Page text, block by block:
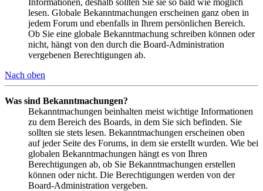
lesen. Globale Bekanntmachungen erscheinen ganz oben in
jedem Forum und ebenfalls in Ihrem persönlichen Bereich.
Ob Sie eine globale Bekanntmachung schreiben können oder
nicht, hängt von den durch die Board-Administration
vergebenen Berechtigungen ab.
Nach oben
Was sind Bekanntmachungen?
Bekanntmachungen beinhalten meist wichtige Informationen
zu dem Bereich des Boards, in dem Sie sich befinden. Sie
sollten sie stets lesen. Bekanntmachungen erscheinen oben
auf jeder Seite des Forums, in dem sie erstellt wurden. Wie bei
globalen Bekanntmachungen hängt es von Ihren
Berechtigungen ab, ob Sie Bekanntmachungen erstellen
können oder nicht. Die Berechtigungen werden von der
Board-Administration vergeben.